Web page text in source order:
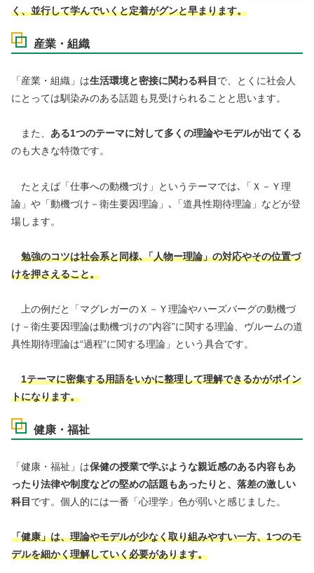
く、並行して学んでいくと定着がグンと早まります。
産業・組織
「産業・組織」は生活環境と密接に関わる科目 で、とくに社会人
にとっては馴染みのある話題も見受けられることと思います。
また、 ある1つのテーマに対して多くの理論やモデルが出てくる
のも大きな特徴です。
たとえば「仕事への動機づけ」というテーマでは､「Ｘ－Ｙ理
論」や「動機づけ－衛生要因理論」､「道具性期待理論」などが登
場します。
勉強のコツは社会系と同様､「人物ー理論」の対応やその位置づ
けを押さえること。
上の例だと「マグレガーのＸ－Ｙ理論やハーズバーグの動機づ
け－衛生要因理論は動機づけの“内容”に関する理論、ヴルームの道
具性期待理論は“過程”に関する理論」という具合です。
1テーマに密集する用語をいかに整理して理解できるかがポイン
トになります。
健康・福祉
「健康・福祉」は保健の授業で学ぶような親近感のある内容もあ
ったり法律や制度などの堅めの話題もあったりと、落差の激しい
科目 です。個人的には一番「心理学」色が弱いと感じました。
「健康」は、理論やモデルが少なく取り組みやすい一方、1つのモ
デルを細かく理解していく必要があります。